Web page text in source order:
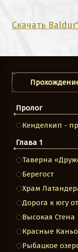
Скачать
Пролог
Кенделкип -
Глава 1
Таверна
Берегост
Храм
Дорога к югу
Высокая Стена
Красные
Рыбацкое